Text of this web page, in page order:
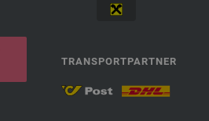
TRANSPORTPARTNER